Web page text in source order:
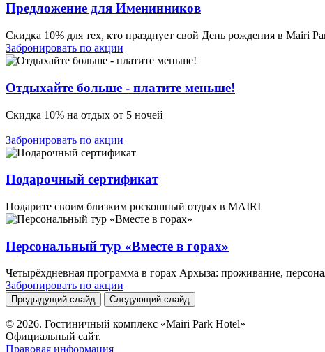
Предложение для Именинников
Скидка 10% для тех, кто празднует свой День рождения в Mairi
Забронировать по акции
Отдыхайте больше - платите меньше!
Скидка 10% на отдых от 5 ночей
Забронировать по акции
Подарочный сертификат
Подарите своим близким роскошный отдых в MAIRI
Персональный тур «Вместе в горах»
Четырёхдневная программа в горах Архыза: проживание,
Забронировать по акции
Предыдущий слайд Следующий слайд
© 2026. Гостиничный комплекс «Mairi Park Hotel»
Официальный сайт.
Правовая информация